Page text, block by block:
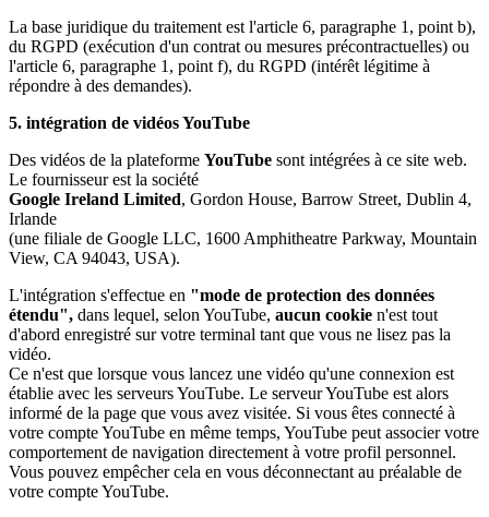
La base juridique du traitement est l'article 6, paragraphe 1, point b),
du RGPD (exécution d'un contrat ou mesures précontractuelles) ou
l'article 6, paragraphe 1, point f), du RGPD (intérêt légitime à
répondre à des demandes).
5. intégration de vidéos YouTube
Des vidéos de la plateforme YouTube sont intégrées à ce site web.
Le fournisseur est la société
Google Ireland Limited, Gordon House, Barrow Street, Dublin 4,
Irlande
(une filiale de Google LLC, 1600 Amphitheatre Parkway, Mountain
View, CA 94043, USA).
L'intégration s'effectue en "mode de protection des données
étendu", dans lequel, selon YouTube, aucun cookie n'est tout
d'abord enregistré sur votre terminal tant que vous ne lisez pas la
vidéo.
Ce n'est que lorsque vous lancez une vidéo qu'une connexion est
établie avec les serveurs YouTube. Le serveur YouTube est alors
informé de la page que vous avez visitée. Si vous êtes connecté à
votre compte YouTube en même temps, YouTube peut associer votre
comportement de navigation directement à votre profil personnel.
Vous pouvez empêcher cela en vous déconnectant au préalable de
votre compte YouTube.